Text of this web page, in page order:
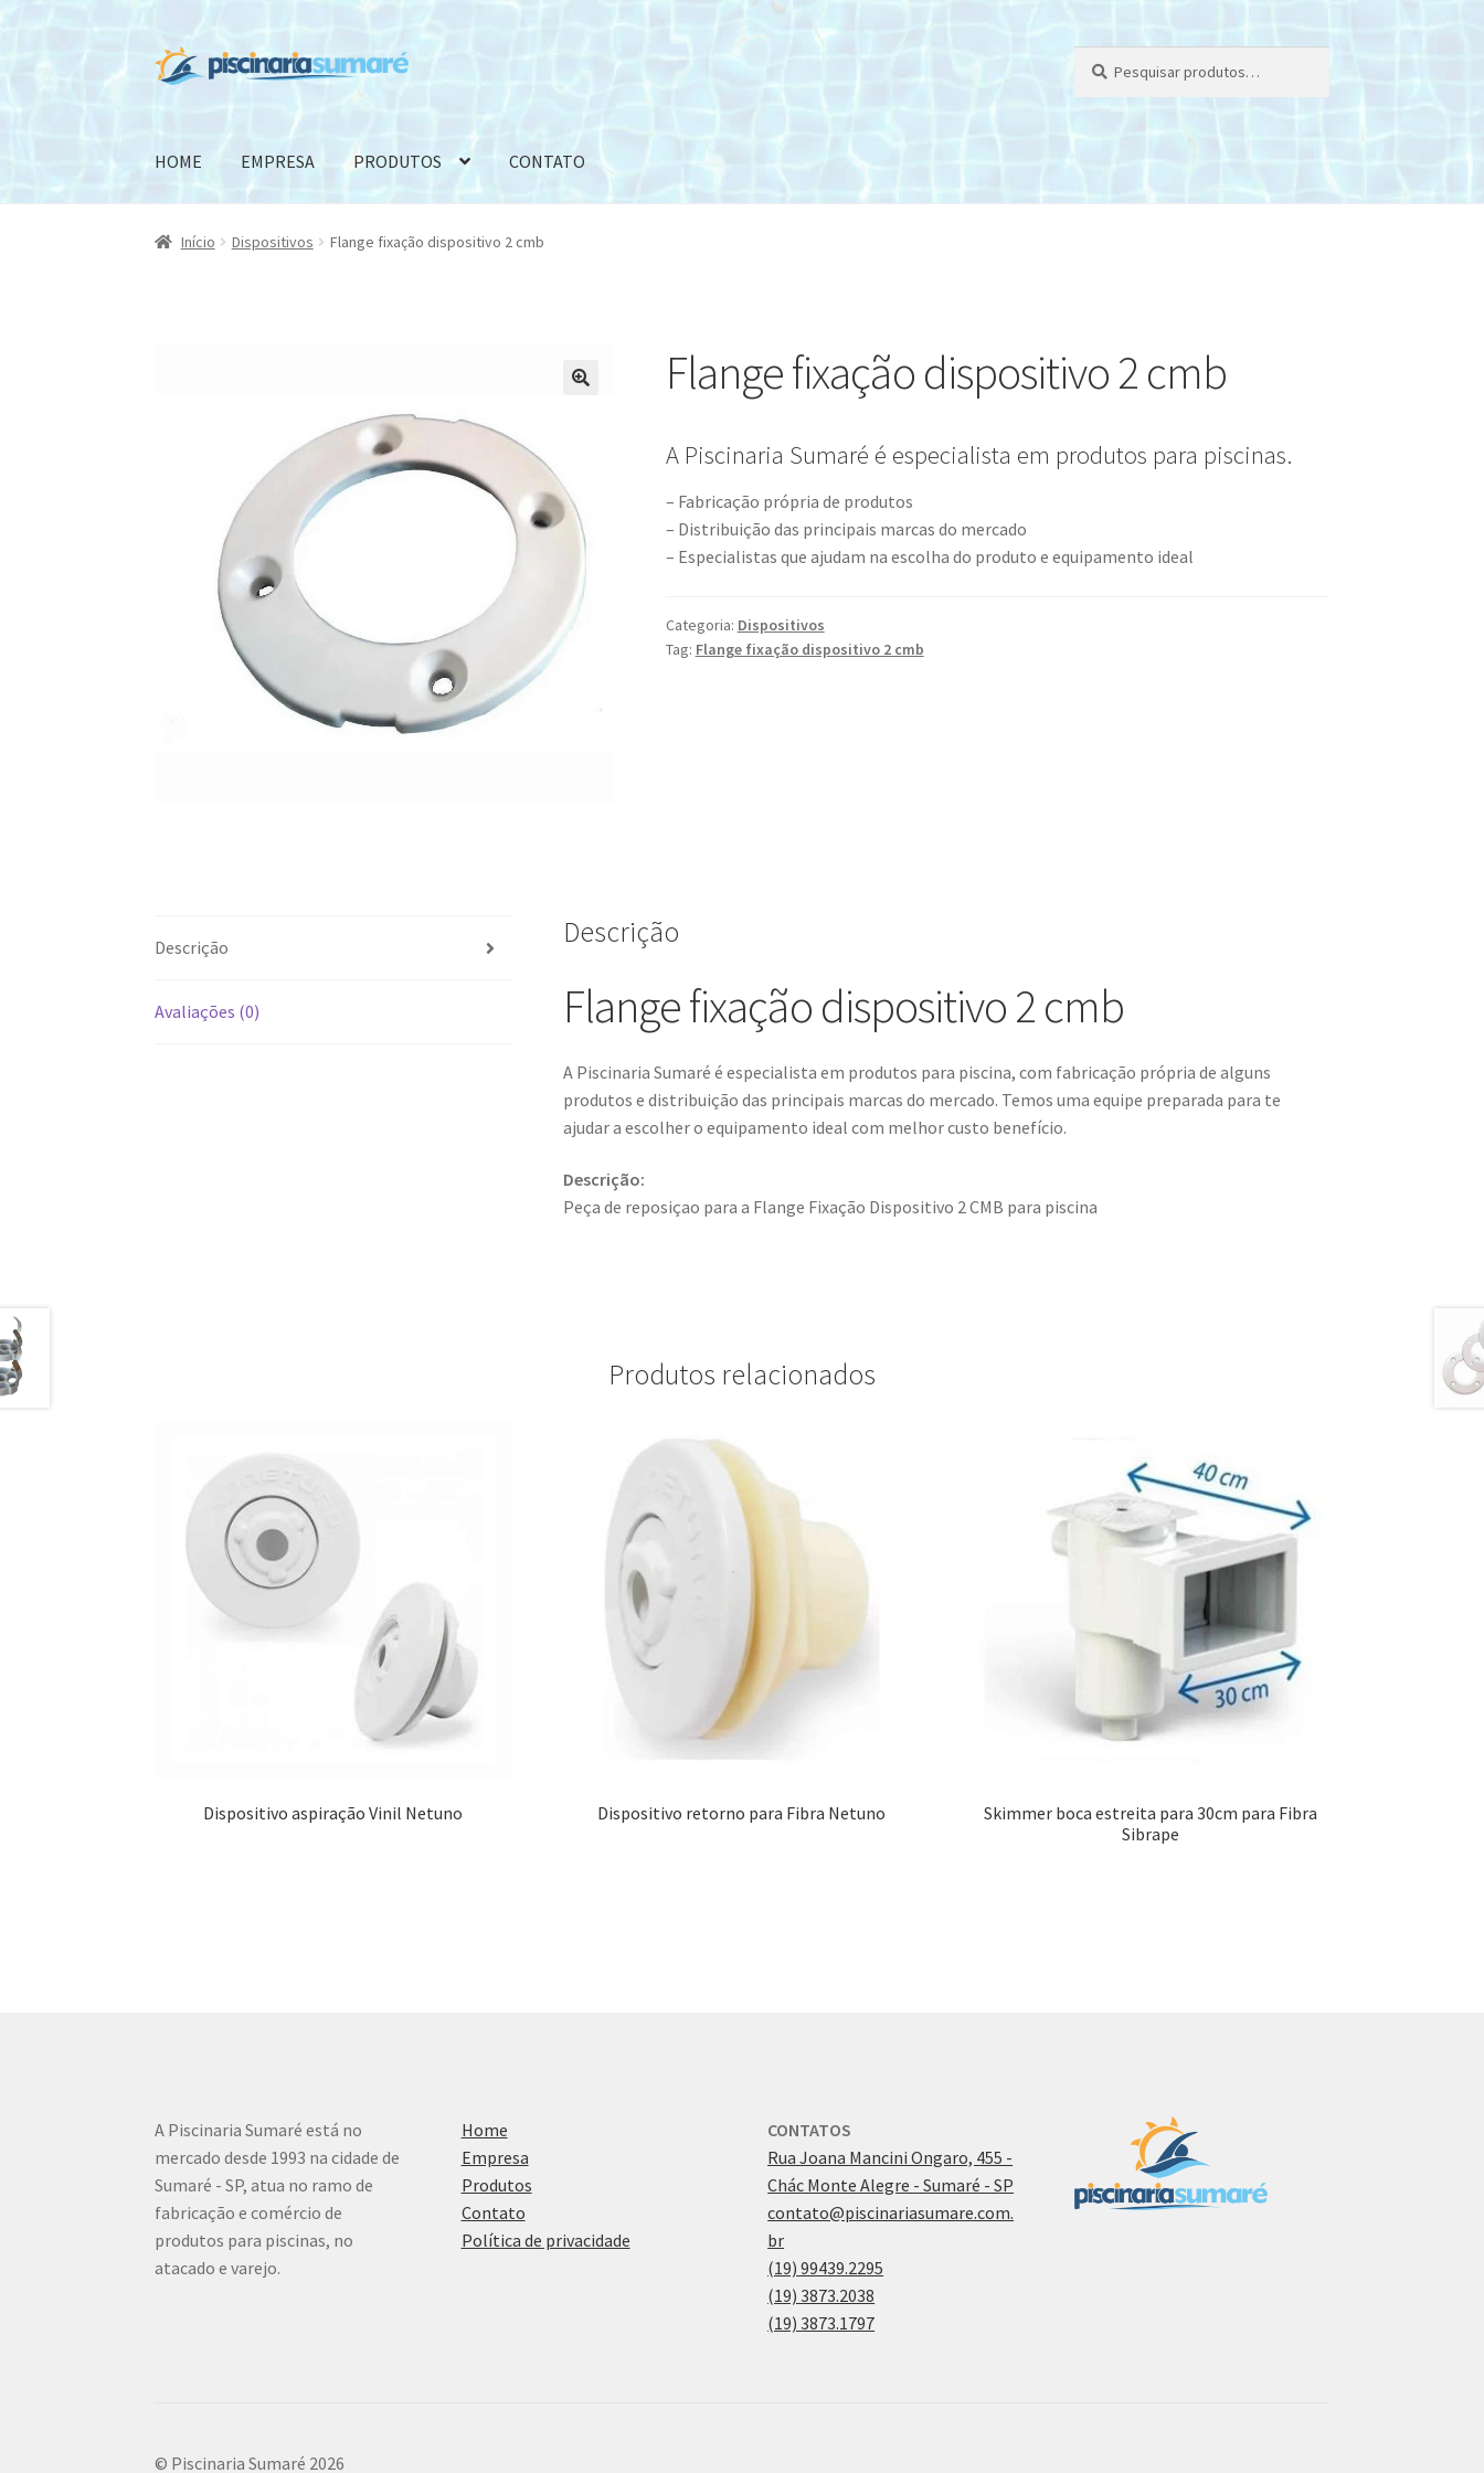
Pular
para
Pular
para
por:
HOME EMPRESA PRODUTOS CONTATO
Início Dispositivos Flange fixação dispositivo 2 cmb
Flange fixação dispositivo 2 cmb
A Piscinaria Sumaré é especialista em produtos para piscinas.
– Fabricação própria de produtos
– Distribuição das principais marcas do mercado
– Especialistas que ajudam na escolha do produto e equipamento ideal
Categoria: Dispositivos
Tag: Flange fixação dispositivo 2 cmb
Descrição
Avaliações (0)
Descrição
Flange fixação dispositivo 2 cmb
A Piscinaria Sumaré é especialista em produtos para piscina, com fabricação própria de alguns
produtos e distribuição das principais marcas do mercado. Temos uma equipe preparada para te
ajudar a escolher o equipamento ideal com melhor custo benefício.
Descrição:
Peça de reposiçao para a Flange Fixação Dispositivo 2 CMB para piscina
Produtos relacionados
Dispositivo aspiração Vinil Netuno Dispositivo retorno para Fibra Netuno
Skimmer boca estreita para 30cm para Fibra
Sibrape
A Piscinaria Sumaré está no
mercado desde 1993 na cidade de
Sumaré - SP, atua no ramo de
fabricação e comércio de
produtos para piscinas, no
atacado e varejo.
Home
Empresa
Produtos
Contato
Política de privacidade
CONTATOS
Rua Joana Mancini Ongaro, 455 -
Chác Monte Alegre - Sumaré - SP
contato@piscinariasumare.com.
br
(19) 99439.2295
(19) 3873.2038
(19) 3873.1797
© Piscinaria Sumaré 2026